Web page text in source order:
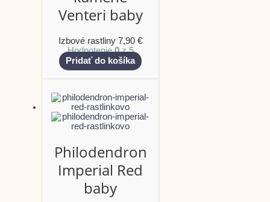
Venteri baby
Izbové rastliny7,90€
Hodnotenie0z 5
Pridať do košíka
Philodendron
Imperial Red
baby